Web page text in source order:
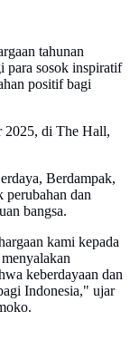
tahunan
para sosok inspiratif
positif bagi
2025, di The Hall,
Berdampak,
perubahan dan
bangsa.
kami kepada
keberdayaan dan
Indonesia," ujar